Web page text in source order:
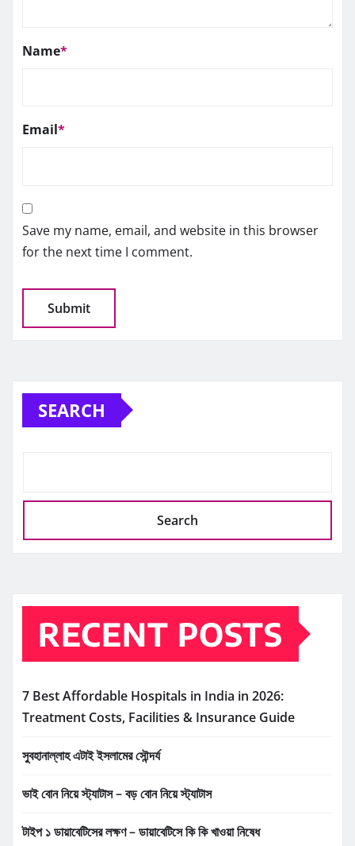
Name*
Email*
Save my name, email, and website in this browser
for the next time I comment.
SEARCH
Search
RECENT POSTS
7 Best Affordable Hospitals in India in 2026:
Treatment Costs, Facilities & Insurance Guide
সুবহানাল্লাহ এটাই ইসলামের সৌন্দর্য
ভাই বোন নিয়ে স্ট্যাটাস – বড় বোন নিয়ে স্ট্যাটাস
টাইপ ১ ডায়াবেটিসের লক্ষণ – ডায়াবেটিসে কি কি খাওয়া নিষেধ